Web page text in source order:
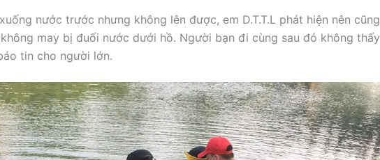
nước trước nhưng không lên được, em D.T.T.L phát hiện nên cũng
may bị đuối nước dưới hồ. Người bạn đi cùng sau đó không thấy
tin cho người lớn.